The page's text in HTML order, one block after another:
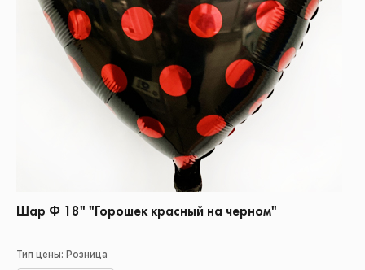
Шар Ф 18" "Горошек красный на черном"
Тип цены: Розница